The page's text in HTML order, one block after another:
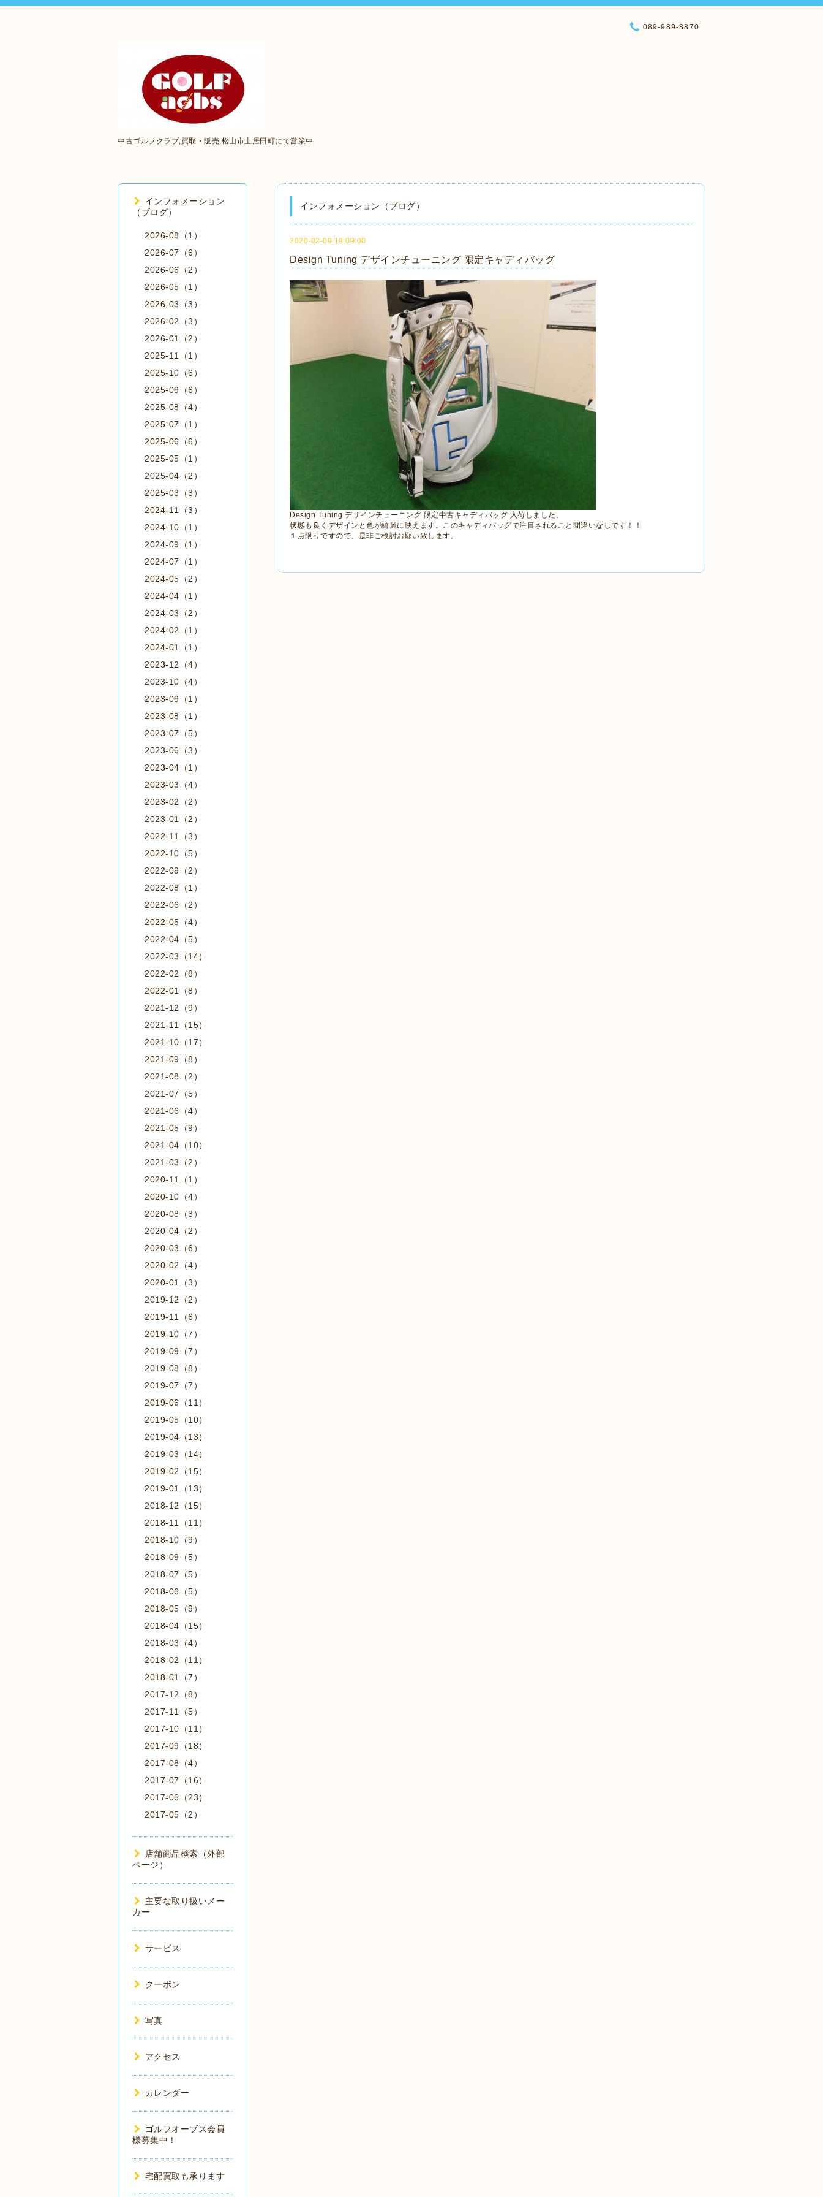
中古ゴルフクラブ,買取・販売,松山市土居田町にて営業中
089-989-8870
インフォメーション（ブログ）
2020-02-09 19:09:00
Design Tuning デザインチューニング 限定キャディバッグ
Design Tuning デザインチューニング 限定中古キャディバッグ 入荷しました。
状態も良くデザインと色が綺麗に映えます。このキャディバッグで注目されること間違いなしです！！
１点限りですので、是非ご検討お願い致します。
インフォメーション
（ブログ）
2026-08（1）
2026-07（6）
2026-06（2）
2026-05（1）
2026-03（3）
2026-02（3）
2026-01（2）
2025-11（1）
2025-10（6）
2025-09（6）
2025-08（4）
2025-07（1）
2025-06（6）
2025-05（1）
2025-04（2）
2025-03（3）
2024-11（3）
2024-10（1）
2024-09（1）
2024-07（1）
2024-05（2）
2024-04（1）
2024-03（2）
2024-02（1）
2024-01（1）
2023-12（4）
2023-10（4）
2023-09（1）
2023-08（1）
2023-07（5）
2023-06（3）
2023-04（1）
2023-03（4）
2023-02（2）
2023-01（2）
2022-11（3）
2022-10（5）
2022-09（2）
2022-08（1）
2022-06（2）
2022-05（4）
2022-04（5）
2022-03（14）
2022-02（8）
2022-01（8）
2021-12（9）
2021-11（15）
2021-10（17）
2021-09（8）
2021-08（2）
2021-07（5）
2021-06（4）
2021-05（9）
2021-04（10）
2021-03（2）
2020-11（1）
2020-10（4）
2020-08（3）
2020-04（2）
2020-03（6）
2020-02（4）
2020-01（3）
2019-12（2）
2019-11（6）
2019-10（7）
2019-09（7）
2019-08（8）
2019-07（7）
2019-06（11）
2019-05（10）
2019-04（13）
2019-03（14）
2019-02（15）
2019-01（13）
2018-12（15）
2018-11（11）
2018-10（9）
2018-09（5）
2018-07（5）
2018-06（5）
2018-05（9）
2018-04（15）
2018-03（4）
2018-02（11）
2018-01（7）
2017-12（8）
2017-11（5）
2017-10（11）
2017-09（18）
2017-08（4）
2017-07（16）
2017-06（23）
2017-05（2）
店舗商品検索（外部
ページ）
主要な取り扱いメー
カー
サービス
クーポン
写真
アクセス
カレンダー
ゴルフオーブス会員
様募集中！
宅配買取も承ります